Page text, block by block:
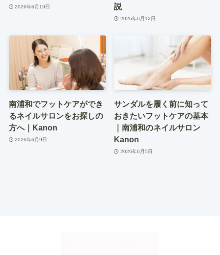
2026年6月19日
説
2026年6月12日
南浦和でフットケアができ
るネイルサロンをお探しの
方へ｜Kanon
2026年6月9日
サンダルを履く前に知って
おきたいフットケアの基本
｜南浦和のネイルサロン
Kanon
2026年6月5日